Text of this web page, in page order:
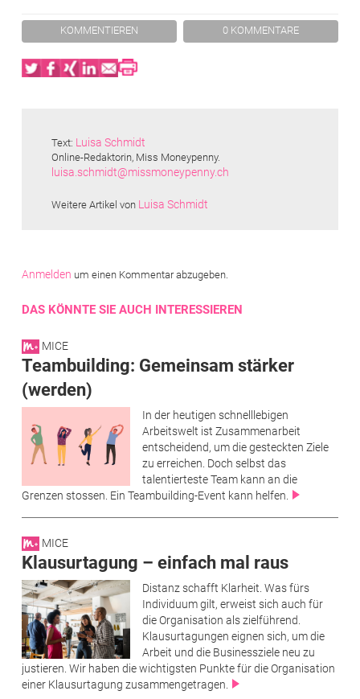
KOMMENTIEREN 0 KOMMENTARE
Twitter
Facebook
XING
LinkedIn
Email
Print
Text: Luisa Schmidt
Online-Redaktorin, Miss Moneypenny.
luisa.schmidt@missmoneypenny.ch
Weitere Artikel von Luisa Schmidt
Anmelden um einen Kommentar abzugeben.
DAS KÖNNTE SIE AUCH INTERESSIEREN
MICE
Teambuilding: Gemeinsam stärker
(werden)
In der heutigen schnelllebigen
Arbeitswelt ist Zusammenarbeit
entscheidend, um die gesteckten Ziele
zu erreichen. Doch selbst das
talentierteste Team kann an die
Grenzen stossen. Ein Teambuilding-Event kann helfen.
MICE
Klausurtagung – einfach mal raus
Distanz schafft Klarheit. Was fürs
Individuum gilt, erweist sich auch für
die ­Organisation als zielführend.
Klausurtagungen eignen sich, um die
Arbeit und die Businessziele neu zu
justieren. Wir haben die wichtigsten Punkte für die Organisation
einer Klausurtagung zusammengetragen.